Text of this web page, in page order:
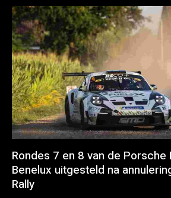
Rondes 7 en 8 van de Porsche
Benelux uitgesteld na
Rally